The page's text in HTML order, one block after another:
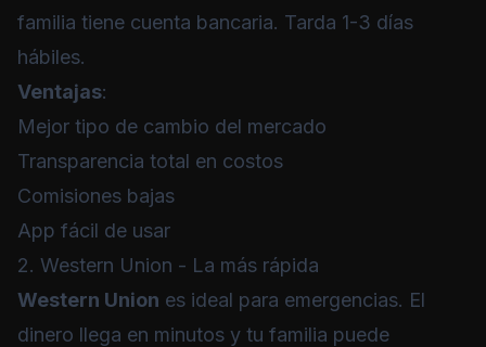
familia tiene cuenta bancaria. Tarda 1-3 días
hábiles.
Ventajas:
Mejor tipo de cambio del mercado
Transparencia total en costos
Comisiones bajas
App fácil de usar
2. Western Union - La más rápida
Western Union es ideal para emergencias. El
dinero llega en minutos y tu familia puede